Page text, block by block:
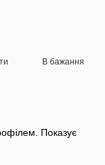
В бажання
Показує